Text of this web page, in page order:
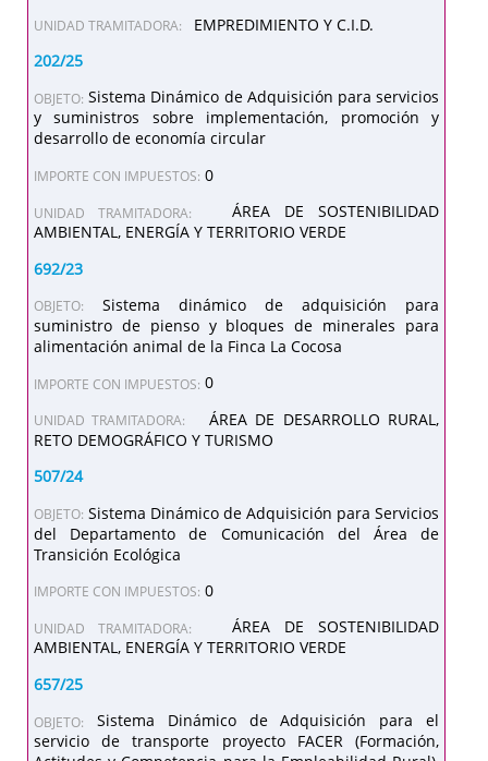
UNIDAD TRAMITADORA:
EMPREDIMIENTO Y C.I.D.
202/25
OBJETO: Sistema Dinámico de Adquisición para servicios
y suministros sobre implementación, promoción y
desarrollo de economía circular
IMPORTE CON IMPUESTOS: 0
UNIDAD TRAMITADORA:
ÁREA DE SOSTENIBILIDAD
AMBIENTAL, ENERGÍA Y TERRITORIO VERDE
692/23
OBJETO:
Sistema dinámico de adquisición para
suministro de pienso y bloques de minerales para
alimentación animal de la Finca La Cocosa
IMPORTE CON IMPUESTOS: 0
UNIDAD TRAMITADORA:
ÁREA DE DESARROLLO RURAL,
RETO DEMOGRÁFICO Y TURISMO
507/24
OBJETO: Sistema Dinámico de Adquisición para Servicios
del Departamento de Comunicación del Área de
Transición Ecológica
IMPORTE CON IMPUESTOS: 0
UNIDAD TRAMITADORA:
ÁREA DE SOSTENIBILIDAD
AMBIENTAL, ENERGÍA Y TERRITORIO VERDE
657/25
OBJETO:
Sistema Dinámico de Adquisición para el
servicio de transporte proyecto FACER (Formación,